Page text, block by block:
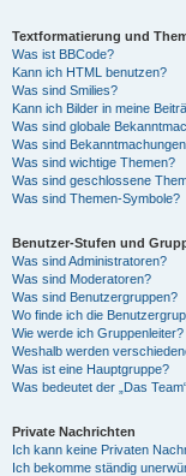
Textformatierung und
Was ist BBCode?
Kann ich HTML benutzen?
Was sind Smilies?
Kann ich Bilder in meine
Was sind globale
Was sind
Was sind wichtige Themen?
Was sind geschlossene
Was sind Themen-Symbole?
Benutzer-Stufen und
Was sind Administratoren?
Was sind Moderatoren?
Was sind Benutzergruppen?
Wo finde ich die
Wie werde ich Gruppenleiter?
Weshalb werden
Was ist eine Hauptgruppe?
Was bedeutet der „Das
Private Nachrichten
Ich kann keine Privaten
Ich bekomme ständig